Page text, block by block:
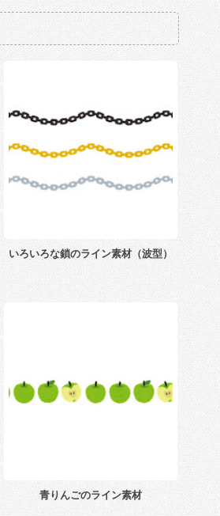
いろいろな鎖のライン素材（波型）
青りんごのライン素材